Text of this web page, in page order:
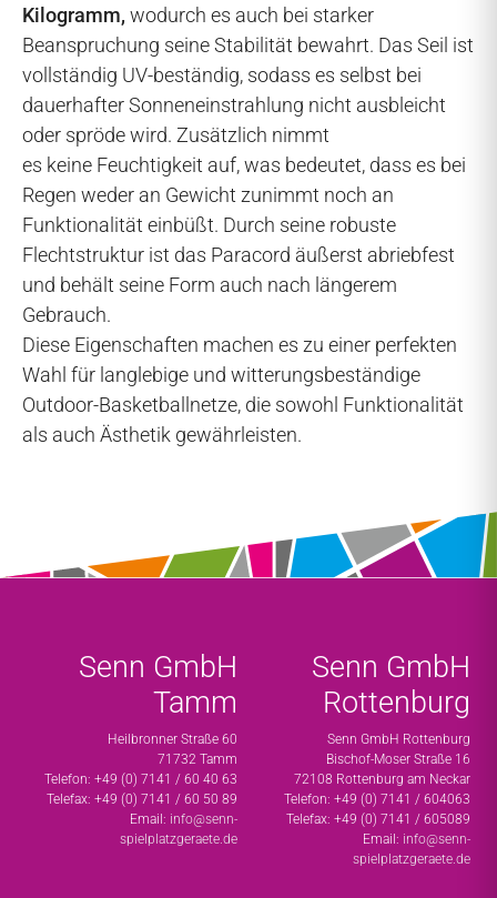
Kilogramm, wodurch es auch bei starker
Beanspruchung seine Stabilität bewahrt. Das Seil ist
vollständig UV-beständig, sodass es selbst bei
dauerhafter Sonneneinstrahlung nicht ausbleicht
oder spröde wird. Zusätzlich nimmt
es keine Feuchtigkeit auf, was bedeutet, dass es bei
Regen weder an Gewicht zunimmt noch an
Funktionalität einbüßt. Durch seine robuste
Flechtstruktur ist das Paracord äußerst abriebfest
und behält seine Form auch nach längerem
Gebrauch.
Diese Eigenschaften machen es zu einer perfekten
Wahl für langlebige und witterungsbeständige
Outdoor-Basketballnetze, die sowohl Funktionalität
als auch Ästhetik gewährleisten.
Senn GmbH
Tamm
Heilbronner Straße 60
71732 Tamm
Telefon: +49 (0) 7141 / 60 40 63
Telefax: +49 (0) 7141 / 60 50 89
Email: info@senn-
spielplatzgeraete.de
Senn GmbH
Rottenburg
Senn GmbH Rottenburg
Bischof-Moser Straße 16
72108 Rottenburg am Neckar
Telefon: +49 (0) 7141 / 604063
Telefax: +49 (0) 7141 / 605089
Email: info@senn-
spielplatzgeraete.de